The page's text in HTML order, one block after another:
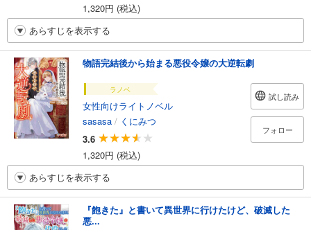
1,320円 (税込)
あらすじを表示する
物語完結後から始まる悪役令嬢の大逆転劇
ラノベ
女性向けライトノベル
sasasa / くにみつ
3.6
1,320円 (税込)
試し読み
フォロー
あらすじを表示する
『飽きた』と書いて異世界に行けたけど、破滅した
悪...